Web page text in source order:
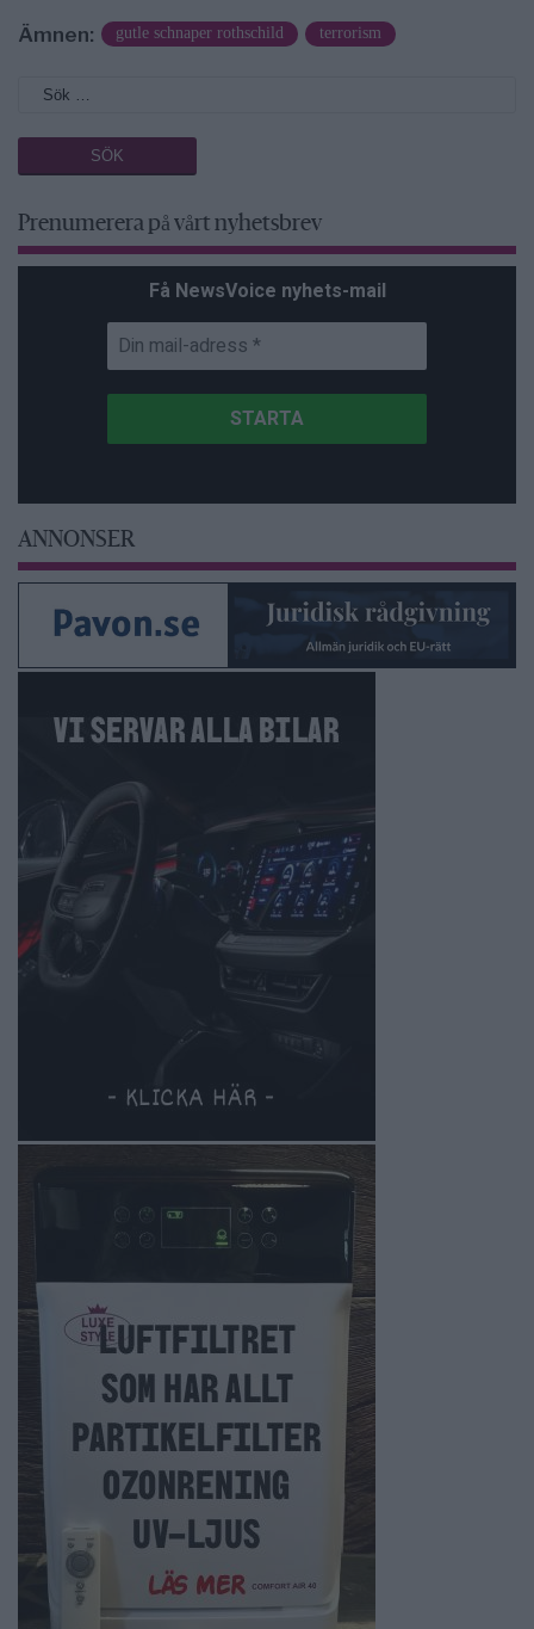
Ämnen: gutle schnaper rothschild terrorism
Prenumerera på vårt nyhetsbrev
Få NewsVoice nyhets-mail
ANNONSER